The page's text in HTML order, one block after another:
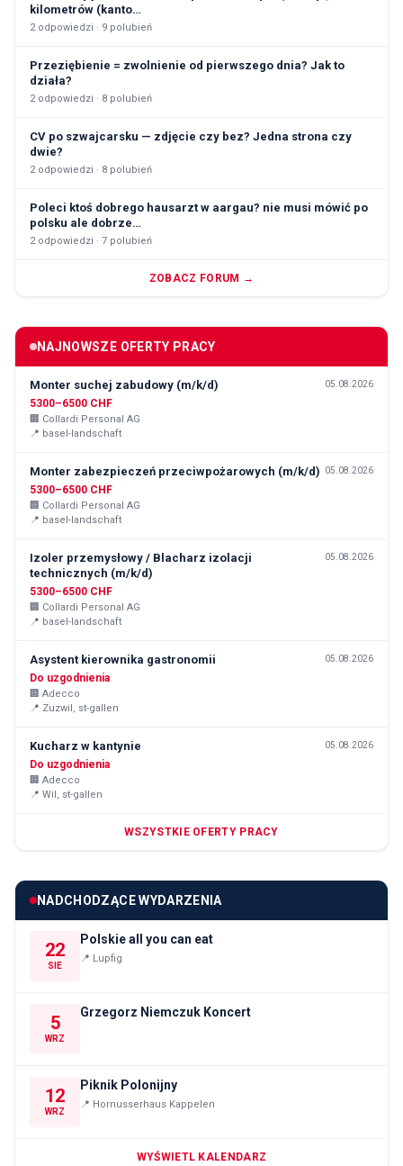
kilometrów (kanto…
2odpowiedzi · 9 polubień
Przeziębienie = zwolnienie od pierwszego dnia? Jak to
działa?
2odpowiedzi · 8 polubień
CV po szwajcarsku — zdjęcie czy bez? Jedna strona czy
dwie?
2odpowiedzi · 8 polubień
Poleci ktoś dobrego hausarzt w aargau? nie musi mówić po
polsku ale dobrze…
2odpowiedzi · 7 polubień
ZOBACZ FORUM →
NAJNOWSZE OFERTY PRACY
Monter suchej zabudowy (m/k/d) 05.08.2026
5300–6500 CHF
🏢 Collardi Personal AG
📍 basel-landschaft
Monter zabezpieczeń przeciwpożarowych (m/k/d) 05.08.2026
5300–6500 CHF
🏢 Collardi Personal AG
📍 basel-landschaft
Izoler przemysłowy / Blacharz izolacji
technicznych (m/k/d)
05.08.2026
5300–6500 CHF
🏢 Collardi Personal AG
📍 basel-landschaft
Asystent kierownika gastronomii 05.08.2026
Do uzgodnienia
🏢 Adecco
📍 Zuzwil, st-gallen
Kucharz w kantynie 05.08.2026
Do uzgodnienia
🏢 Adecco
📍 Wil, st-gallen
WSZYSTKIE OFERTY PRACY
NADCHODZĄCE WYDARZENIA
22
SIE
Polskie all you can eat
📍 Lupfig
5
WRZ
Grzegorz Niemczuk Koncert
12
WRZ
Piknik Polonijny
📍 Hornusserhaus Kappelen
WYŚWIETL KALENDARZ